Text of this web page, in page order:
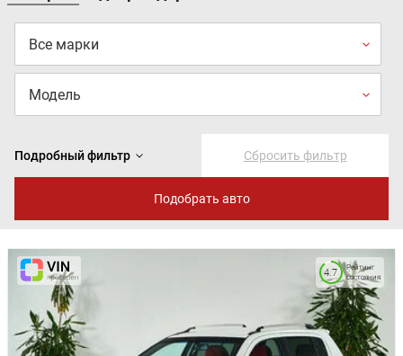
Все марки
Модель
Любая трансмиссия
Подробный фильтр Сбросить фильтр
Подобрать авто
Рейтинг
состояния
4.7